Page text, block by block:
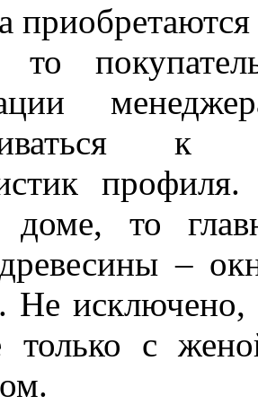
то
к
доме, то
–
Не исключено,
только с